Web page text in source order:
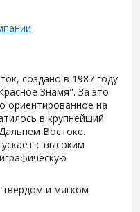
создано в 1987 году
Знамя". За это
ориентированное на
в крупнейший
Востоке.
с высоким
и мягком